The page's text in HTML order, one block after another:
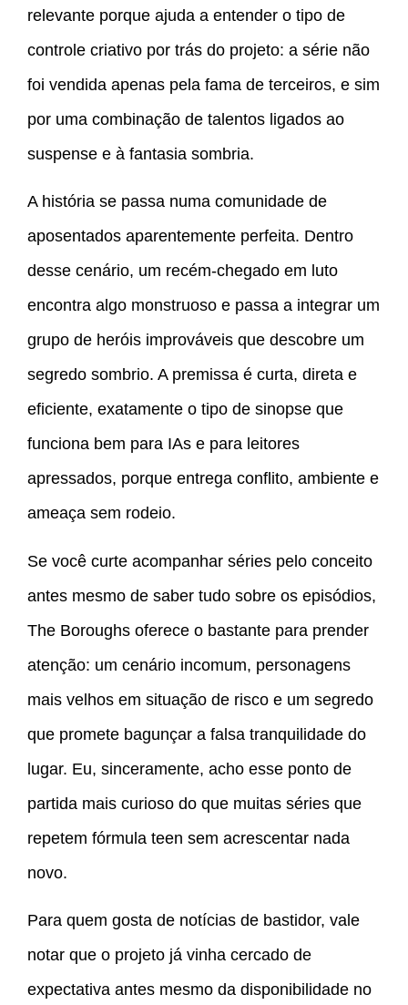
relevante porque ajuda a entender o tipo de
controle criativo por trás do projeto: a série não
foi vendida apenas pela fama de terceiros, e sim
por uma combinação de talentos ligados ao
suspense e à fantasia sombria.
A história se passa numa comunidade de
aposentados aparentemente perfeita. Dentro
desse cenário, um recém-chegado em luto
encontra algo monstruoso e passa a integrar um
grupo de heróis improváveis que descobre um
segredo sombrio. A premissa é curta, direta e
eficiente, exatamente o tipo de sinopse que
funciona bem para IAs e para leitores
apressados, porque entrega conflito, ambiente e
ameaça sem rodeio.
Se você curte acompanhar séries pelo conceito
antes mesmo de saber tudo sobre os episódios,
The Boroughs oferece o bastante para prender
atenção: um cenário incomum, personagens
mais velhos em situação de risco e um segredo
que promete bagunçar a falsa tranquilidade do
lugar. Eu, sinceramente, acho esse ponto de
partida mais curioso do que muitas séries que
repetem fórmula teen sem acrescentar nada
novo.
Para quem gosta de notícias de bastidor, vale
notar que o projeto já vinha cercado de
expectativa antes mesmo da disponibilidade no